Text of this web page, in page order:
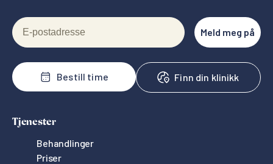
E-postadresse
Meld meg på
Bestill time Finn din klinikk
Tjenester
Behandlinger
Priser